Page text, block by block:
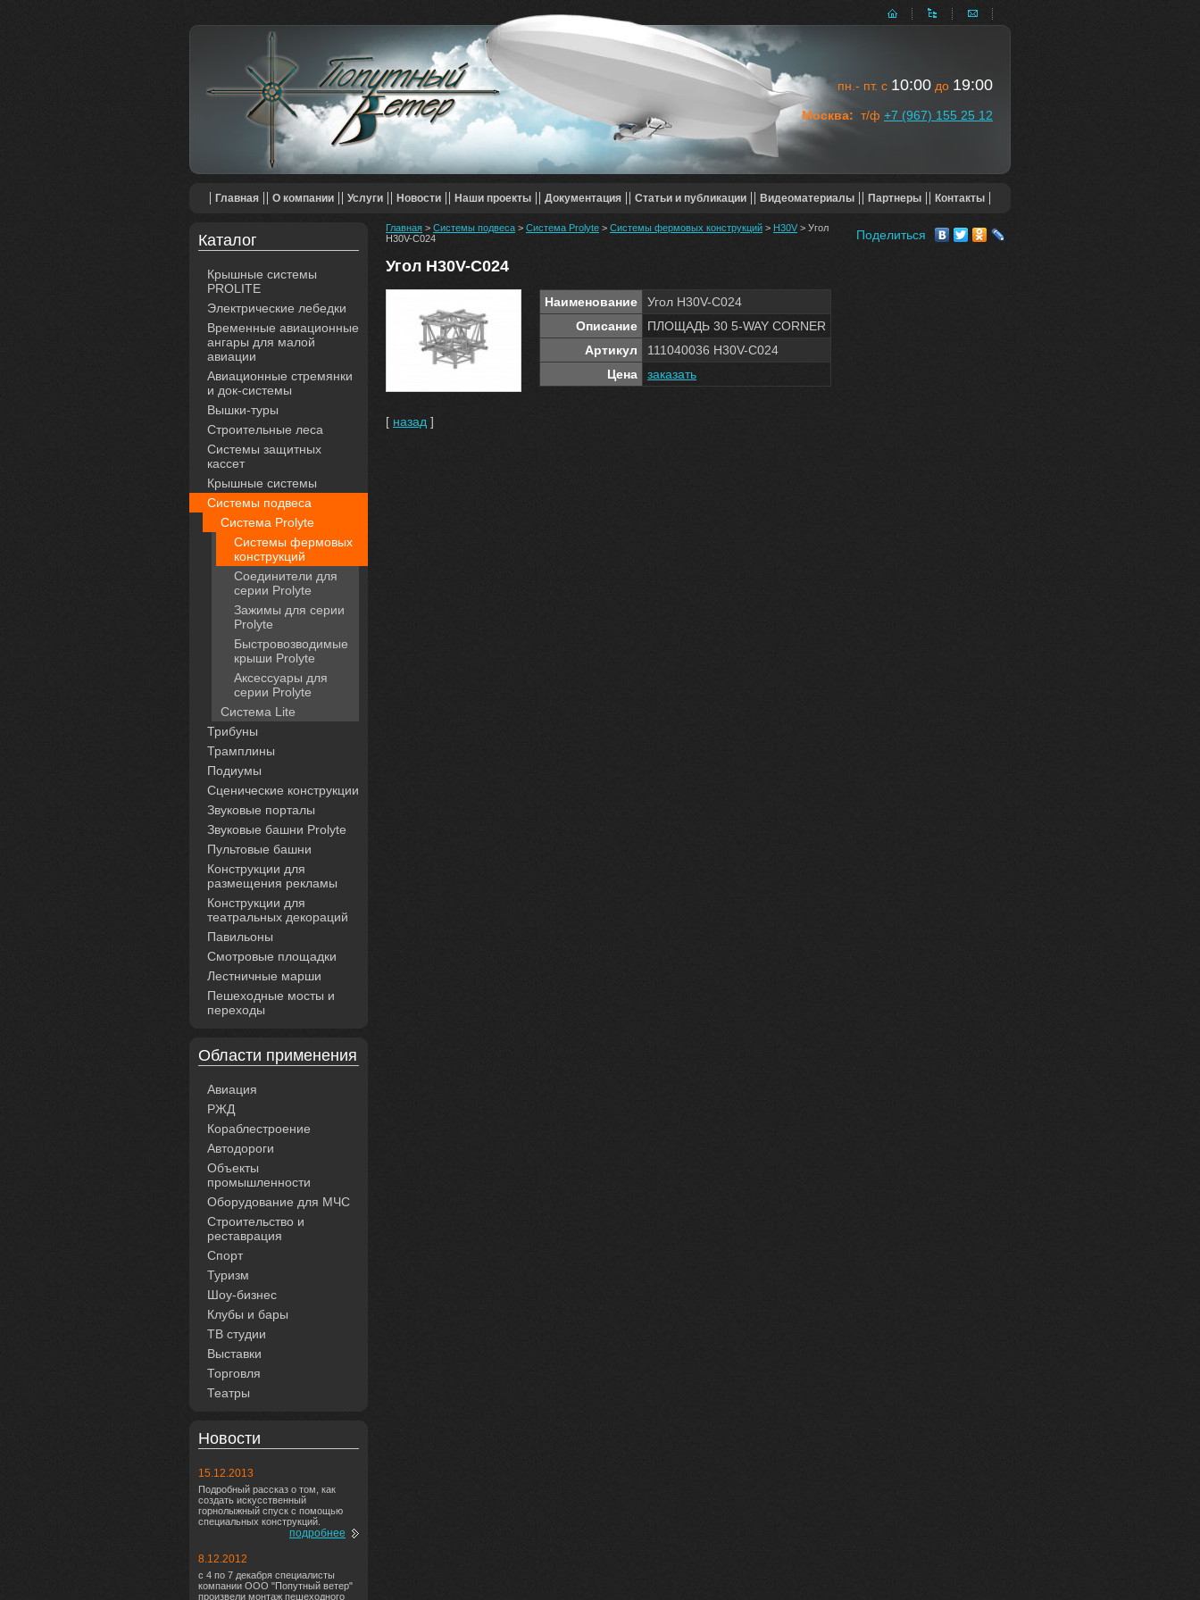
пн.- пт. с 10:00 до 19:00
Москва: т/ф +7 (967) 155 25 12
Главная О компании Услуги Новости Наши проекты Документация Статьи и публикации Видеоматериалы Партнеры Контакты
Каталог
Крышные системы
PROLITE
Электрические лебедки
Временные авиационные
ангары для малой
авиации
Авиационные стремянки
и док-системы
Вышки-туры
Строительные леса
Системы защитных
кассет
Крышные системы
Системы подвеса
Система Prolyte
Системы фермовых
конструкций
Соединители для
серии Prolyte
Зажимы для серии
Prolyte
Быстровозводимые
крыши Prolyte
Аксессуары для
серии Prolyte
Система Lite
Трибуны
Трамплины
Подиумы
Сценические конструкции
Звуковые порталы
Звуковые башни Prolyte
Пультовые башни
Конструкции для
размещения рекламы
Конструкции для
театральных декораций
Павильоны
Смотровые площадки
Лестничные марши
Пешеходные мосты и
переходы
Области применения
Авиация
РЖД
Кораблестроение
Автодороги
Объекты
промышленности
Оборудование для МЧС
Строительство и
реставрация
Спорт
Туризм
Шоу-бизнес
Клубы и бары
ТВ студии
Выставки
Торговля
Театры
Новости
15.12.2013
Подробный рассказ о том, как
создать искусственный
горнолыжный спуск с помощью
специальных конструкций.
подробнее
8.12.2012
с 4 по 7 декабря специалисты
компании ООО "Попутный ветер"
произвели монтаж пешеходного
Поделиться
Главная > Системы подвеса > Система Prolyte > Системы фермовых конструкций > H30V > Угол
H30V-C024
Угол H30V-C024
Наименование
Угол H30V-C024
Описание
ПЛОЩАДЬ 30 5-WAY CORNER
Артикул
111040036 H30V-C024
Цена
заказать
[ назад ]